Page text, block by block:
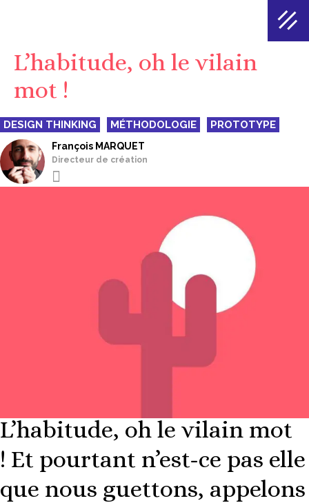
L’habitude, oh le vilain
mot !
DESIGN THINKING MÉTHODOLOGIE PROTOTYPE
François MARQUET
Directeur de création
L’habitude, oh le vilain mot
! Et pourtant n’est-ce pas elle
que nous guettons, appelons